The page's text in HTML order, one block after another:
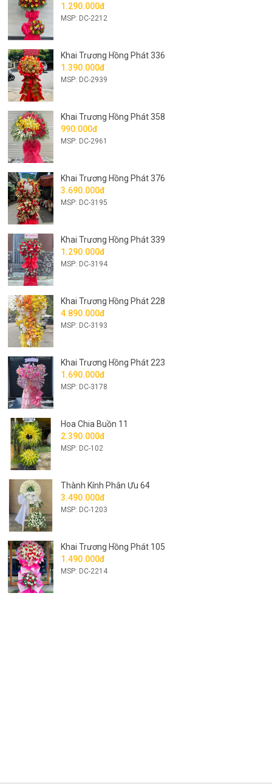
1.290.000đ
MSP: DC-2212
Khai Trương Hồng Phát 336
1.390.000đ
MSP: DC-2939
Khai Trương Hồng Phát 358
990.000đ
MSP: DC-2961
Khai Trương Hồng Phát 376
3.690.000đ
MSP: DC-3195
Khai Trương Hồng Phát 339
1.290.000đ
MSP: DC-3194
Khai Trương Hồng Phát 228
4.890.000đ
MSP: DC-3193
Khai Trương Hồng Phát 223
1.690.000đ
MSP: DC-3178
Hoa Chia Buồn 11
2.390.000đ
MSP: DC-102
Thành Kính Phân Ưu 64
3.490.000đ
MSP: DC-1203
Khai Trương Hồng Phát 105
1.490.000đ
MSP: DC-2214